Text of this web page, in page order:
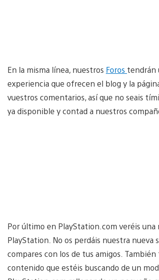
En la misma línea, nuestros Foros tendrán
experiencia que ofrecen el blog y la
vuestros comentarios, así que no seais
ya disponible y contad a nuestros
Por último en PlayStation.com veréis una
PlayStation. No os perdáis nuestra
compares con los de tus amigos.
contenido que estéis buscando de un